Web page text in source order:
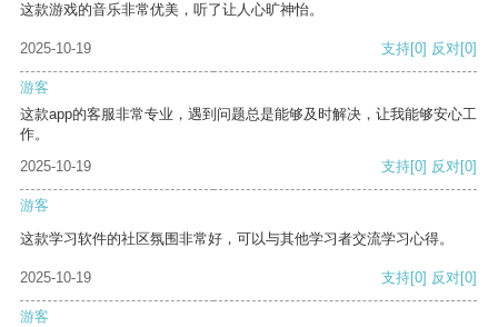
这款游戏的音乐非常优美，听了让人心旷神怡。
2025-10-19 支持[0] 反对[0]
游客
这款app的客服非常专业，遇到问题总是能够及时解决，让我能够安心工
作。
2025-10-19
支持[0] 反对[0]
游客
这款学习软件的社区氛围非常好，可以与其他学习者交流学习心得。
2025-10-19 支持[0] 反对[0]
游客